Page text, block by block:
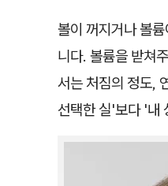
볼이 꺼지거나 볼
니다. 볼륨을 받쳐
서는 처짐의 정도,
선택한 실'보다 '내